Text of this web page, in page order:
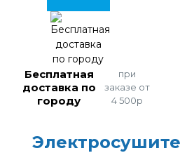
Бесплатная
доставка по
городу
при
заказе от
4 500р